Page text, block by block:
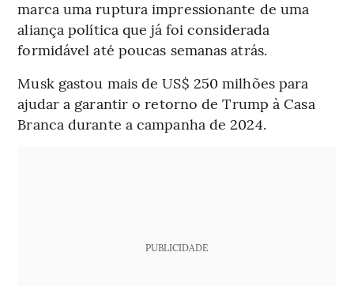
marca uma ruptura impressionante de uma
aliança política que já foi considerada
formidável até poucas semanas atrás.
Musk gastou mais de US$ 250 milhões para
ajudar a garantir o retorno de Trump à Casa
Branca durante a campanha de 2024.
PUBLICIDADE